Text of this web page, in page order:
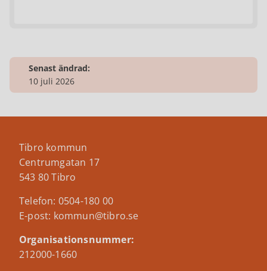
Senast ändrad:
10 juli 2026
Tibro kommun
Centrumgatan 17
543 80 Tibro
Telefon: 0504-180 00
E-post: kommun@tibro.se
Organisationsnummer:
212000-1660